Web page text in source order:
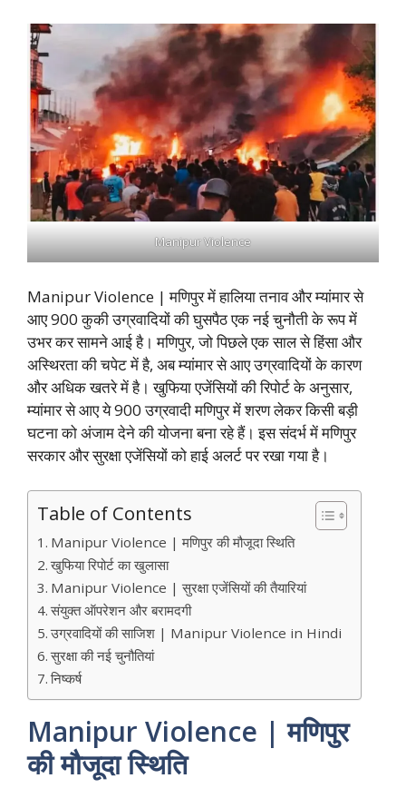
Manipur Violence
Manipur Violence | मणिपुर में हालिया तनाव और म्यांमार से
आए 900 कुकी उग्रवादियों की घुसपैठ एक नई चुनौती के रूप में
उभर कर सामने आई है। मणिपुर, जो पिछले एक साल से हिंसा और
अस्थिरता की चपेट में है, अब म्यांमार से आए उग्रवादियों के कारण
और अधिक खतरे में है। खुफिया एजेंसियों की रिपोर्ट के अनुसार,
म्यांमार से आए ये 900 उग्रवादी मणिपुर में शरण लेकर किसी बड़ी
घटना को अंजाम देने की योजना बना रहे हैं। इस संदर्भ में मणिपुर
सरकार और सुरक्षा एजेंसियों को हाई अलर्ट पर रखा गया है।
Table of Contents
Manipur Violence | मणिपुर की मौजूदा स्थिति
खुफिया रिपोर्ट का खुलासा
Manipur Violence | सुरक्षा एजेंसियों की तैयारियां
संयुक्त ऑपरेशन और बरामदगी
उग्रवादियों की साजिश | Manipur Violence in Hindi
सुरक्षा की नई चुनौतियां
निष्कर्ष
Manipur Violence | मणिपुर
की मौजूदा स्थिति